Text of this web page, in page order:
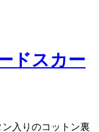
ドスカー
ン入りのコットン裏